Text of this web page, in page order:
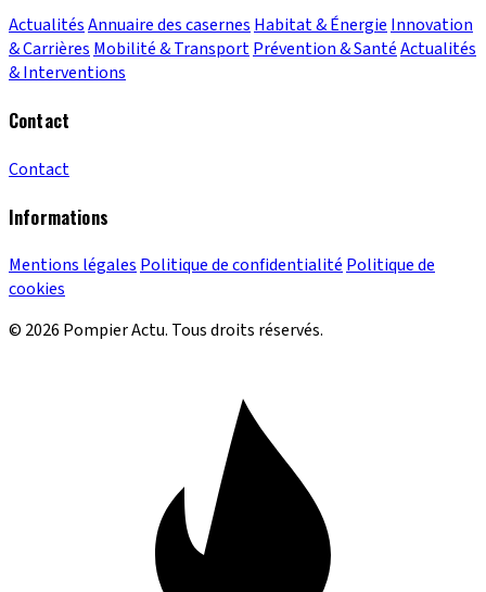
ActualitésAnnuaire des casernes Habitat & Énergie Innovation
& Carrières Mobilité & TransportPrévention & SantéActualités
& Interventions
Contact
Contact
Informations
Mentions légales Politique de confidentialité Politique de
cookies
© 2026 Pompier Actu. Tous droits réservés.